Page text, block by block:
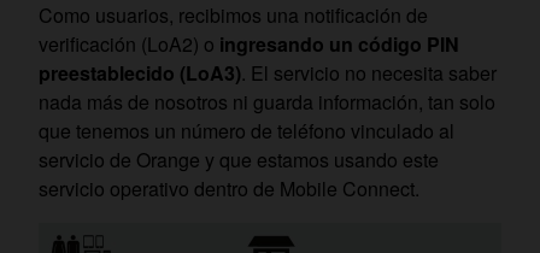
Como usuarios, recibimos una notificación de
verificación (LoA2) o ingresando un código PIN
preestablecido (LoA3). El servicio no necesita saber
nada más de nosotros ni guarda información, tan solo
que tenemos un número de teléfono vinculado al
servicio de Orange y que estamos usando este
servicio operativo dentro de Mobile Connect.